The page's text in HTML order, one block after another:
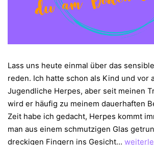
Lass uns heute einmal über das
reden. Ich hatte schon als Kind und vor
Jugendliche Herpes, aber seit meinen
wird er häufig zu meinem dauerhaften
Zeit habe ich gedacht, Herpes kommt
man aus einem schmutzigen Glas
dreckigen Fingern ins Gesicht… Herpes